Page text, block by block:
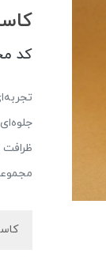
کد
ظرافت